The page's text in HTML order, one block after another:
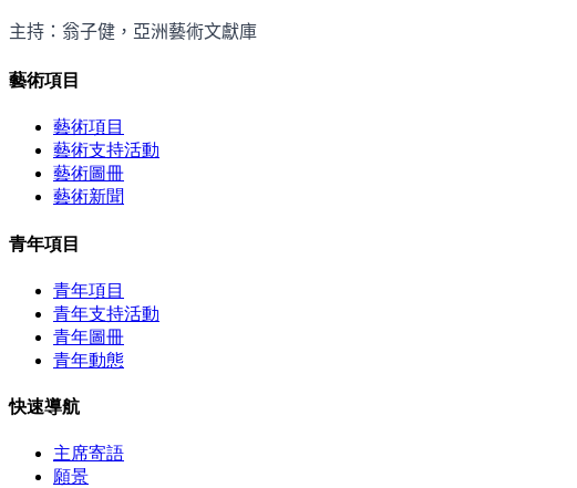
主持：翁子健，亞洲藝術文獻庫
藝術項目
藝術項目
藝術支持活動
藝術圖冊
藝術新聞
青年項目
青年項目
青年支持活動
青年圖冊
青年動態
快速導航
主席寄語
願景